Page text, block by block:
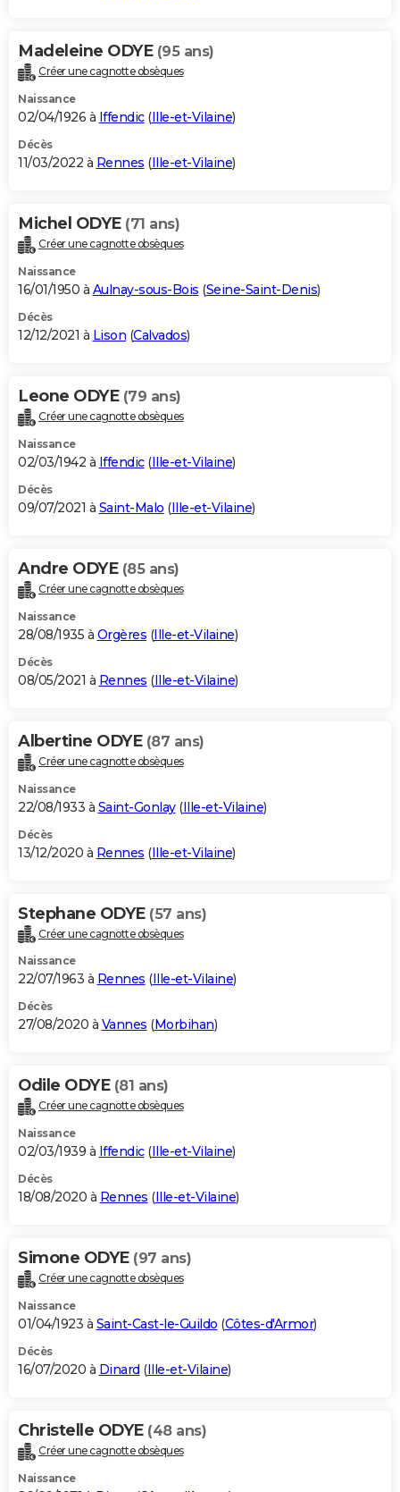
Madeleine ODYE (95 ans)
Créer une cagnotte obsèques
Naissance
02/04/1926 à Iffendic(Ille-et-Vilaine)
Décès
11/03/2022 à Rennes (Ille-et-Vilaine)
Michel ODYE (71 ans)
Créer une cagnotte obsèques
Naissance
16/01/1950 à Aulnay-sous-Bois (Seine-Saint-Denis)
Décès
12/12/2021 à Lison (Calvados)
Leone ODYE (79 ans)
Créer une cagnotte obsèques
Naissance
02/03/1942 à Iffendic(Ille-et-Vilaine)
Décès
09/07/2021 à Saint-Malo (Ille-et-Vilaine)
Andre ODYE (85 ans)
Créer une cagnotte obsèques
Naissance
28/08/1935 à Orgères (Ille-et-Vilaine)
Décès
08/05/2021 à Rennes (Ille-et-Vilaine)
Albertine ODYE (87 ans)
Créer une cagnotte obsèques
Naissance
22/08/1933 à Saint-Gonlay(Ille-et-Vilaine)
Décès
13/12/2020 à Rennes (Ille-et-Vilaine)
Stephane ODYE (57 ans)
Créer une cagnotte obsèques
Naissance
22/07/1963 à Rennes (Ille-et-Vilaine)
Décès
27/08/2020 à Vannes (Morbihan)
Odile ODYE (81 ans)
Créer une cagnotte obsèques
Naissance
02/03/1939 à Iffendic(Ille-et-Vilaine)
Décès
18/08/2020 à Rennes (Ille-et-Vilaine)
Simone ODYE (97 ans)
Créer une cagnotte obsèques
Naissance
01/04/1923 à Saint-Cast-le-Guildo (Côtes-d'Armor)
Décès
16/07/2020 à Dinard (Ille-et-Vilaine)
Christelle ODYE (48 ans)
Créer une cagnotte obsèques
Naissance